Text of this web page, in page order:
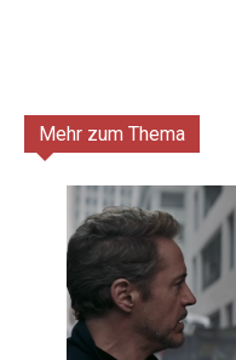
Mehr zum Thema